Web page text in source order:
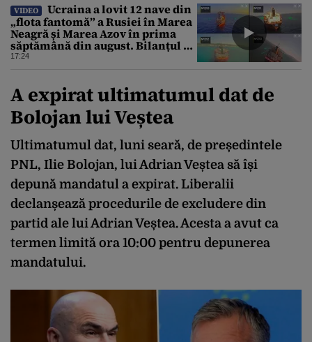
VIDEO
Ucraina a lovit 12 nave din
„flota fantomă” a Rusiei în Marea
Neagră și Marea Azov în prima
săptămână din august. Bilanțul a
ajuns la 218
17:24
A expirat ultimatumul dat de
Bolojan lui Veștea
Ultimatumul dat, luni seară, de președintele
PNL, Ilie Bolojan, lui Adrian Veștea să își
depună mandatul a expirat. Liberalii
declanșează procedurile de excludere din
partid ale lui Adrian Veștea. Acesta a avut ca
termen limită ora 10:00 pentru depunerea
mandatului.